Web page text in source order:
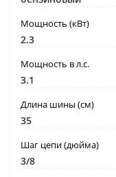
Мощность (кВт)
2.3
Мощность в л.с.
3.1
Длина шины (см)
35
Шаг цепи (дюйма)
3/8